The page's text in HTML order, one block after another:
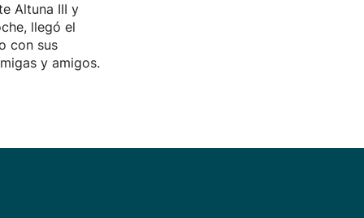
Altuna III y
llegó el
con sus
y amigos.